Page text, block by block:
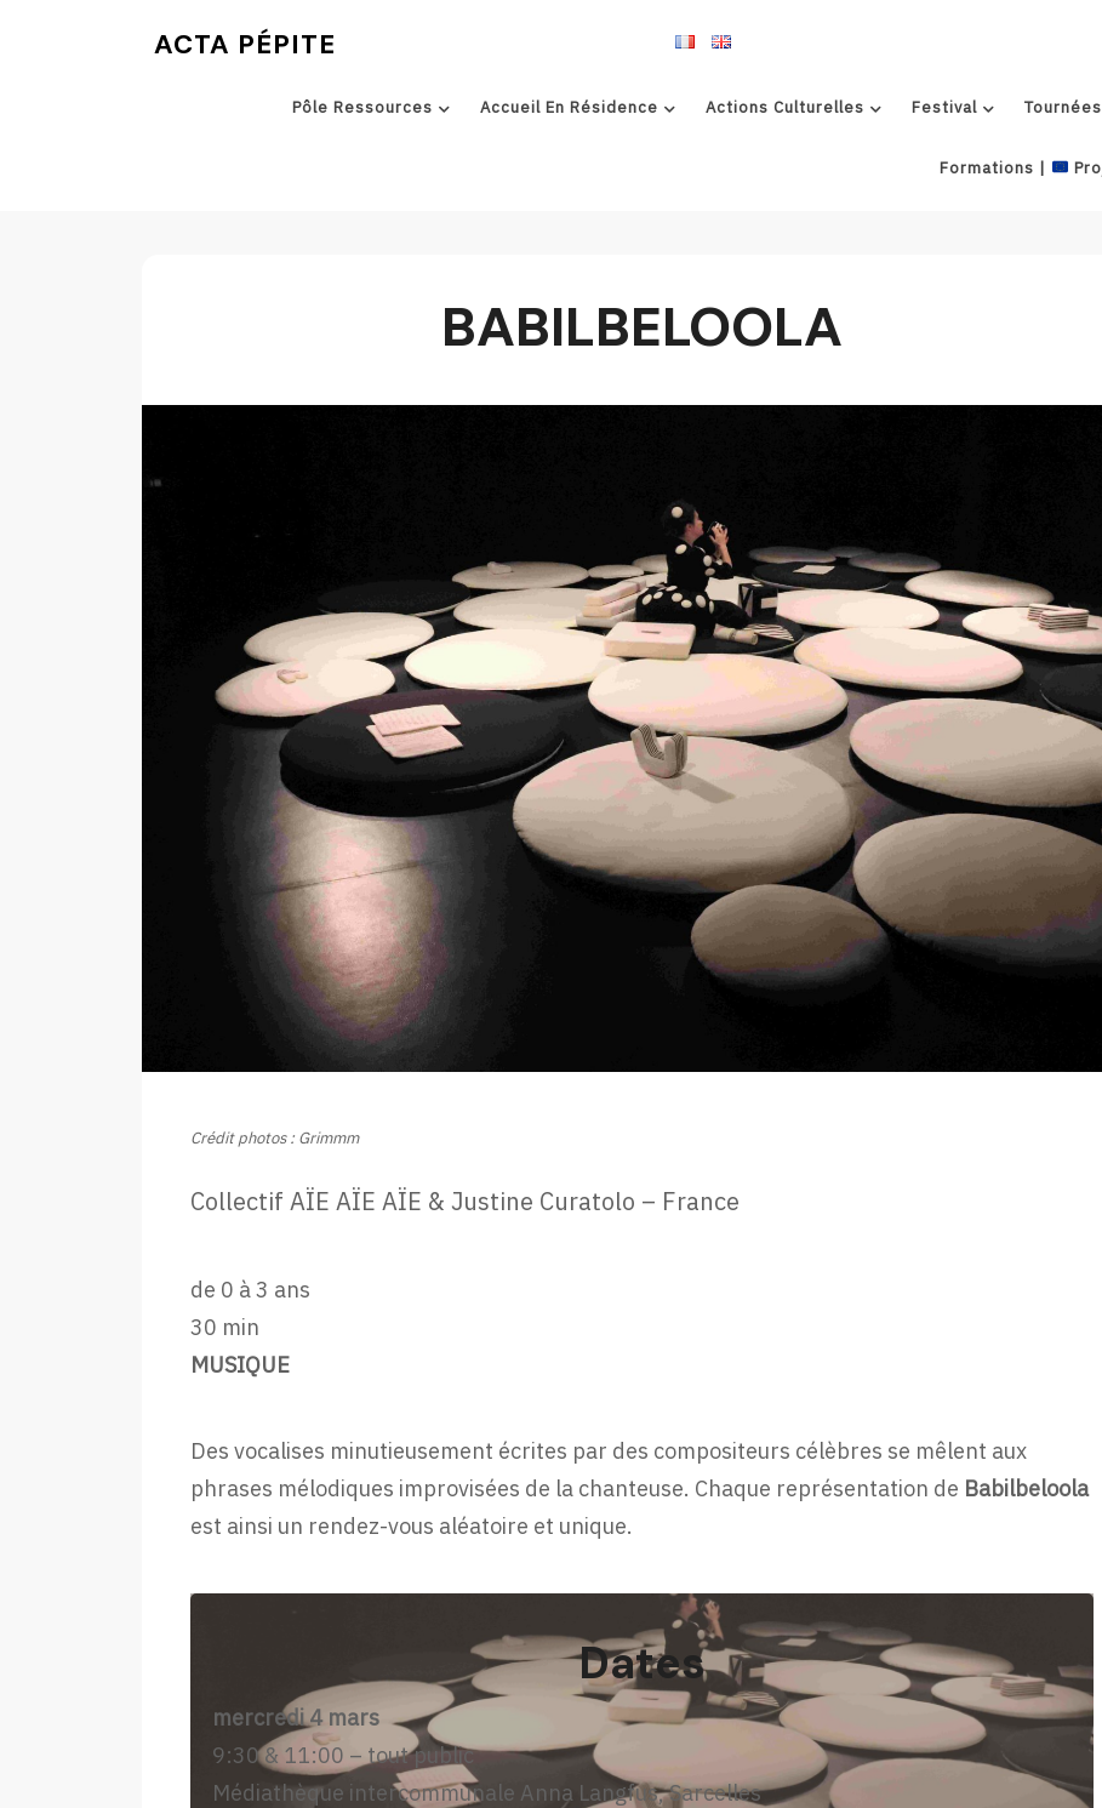
ACTA PÉPITE
Pôle Ressources Accueil En Résidence Actions Culturelles Festival Tournées
Formations |
BABILBELOOLA
Crédit photos : Grimmm
Collectif AÏE AÏE AÏE & Justine Curatolo – France
de 0 à 3 ans
30 min
MUSIQUE
Des vocalises minutieusement écrites par des compositeurs célèbres se mêlent aux
phrases mélodiques improvisées de la chanteuse. Chaque représentation de Babilbeloola
est ainsi un rendez-vous aléatoire et unique.
Dates
mercredi 4 mars
9:30 & 11:00 – tout public
Médiathèque intercommunale Anna Langfus, Sarcelles